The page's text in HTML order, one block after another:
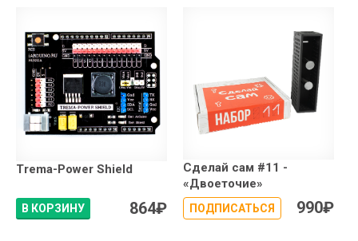
Trema-Power Shield
В КОРЗИНУ 864₽
Сделай сам #11 -
«Двоеточие»
ПОДПИСАТЬСЯ 990₽